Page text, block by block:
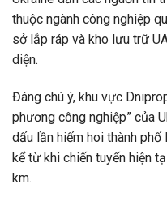
thuộc ngành công nghiệp
sở lắp ráp và kho lưu trữ
diện.
Đáng chú ý, khu vực
phương công nghiệp” của
dấu lần hiếm hoi thành
kể từ khi chiến tuyến hiện
km.